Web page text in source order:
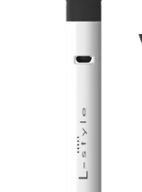
PUZDRÁ
PRÍSLUŠENSTVO
OBLEČENIE